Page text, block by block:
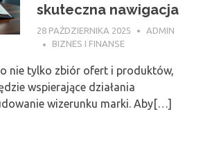
skuteczna nawigacja
28 PAŹDZIERNIKA 2025
ADMIN
BIZNES I FINANSE
nie tylko zbiór ofert i produktów,
wspierające działania
wizerunku marki. Aby[…]